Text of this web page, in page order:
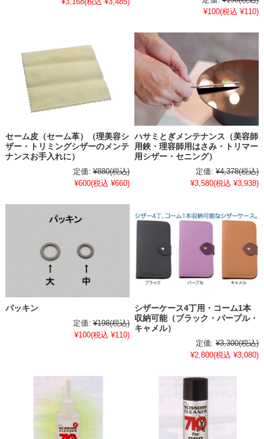
¥100(税込 ¥110)
セーム皮（セーム革）（理美容シ
ザー・トリミングシザーのメンテ
ナンスお手入れに）
定価: ¥880(税込)
¥600(税込 ¥660)
ハサミとぎメンテナンス（美容師
用鋏・理容師用はさみ・トリマー
用シザー・セニング）
定価: ¥4,378(税込)
¥3,580(税込 ¥3,938)
パッキン
定価: ¥198(税込)
¥100(税込 ¥110)
シザーケース4丁用・コーム1本
収納可能（ブラック・パープル・
キャメル）
定価: ¥3,300(税込)
¥2,800(税込 ¥3,080)